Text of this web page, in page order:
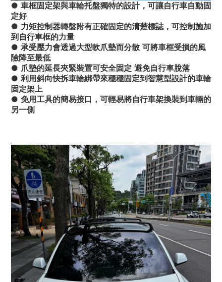
● 車框固定架與車輪托盤獨特的設計，可讓自行車自動固
定好
● 力矩控制器轉盤附有正確固定的清楚標誌，可控制施加
到自行車框的力量
● 承受壓力會透過大型軟爪墊而分散 可將車框受損的風
險降至最低
● 爪墊的延長夾緊裝置可安全固定 避免自行車脫落
● 利用斜向快拆車輪綁帶來穩穩固定到智慧型設計的車輪
固定架上
● 免用工具的簡易接口，可輕易將自行車架換裝到車輛的
另一側